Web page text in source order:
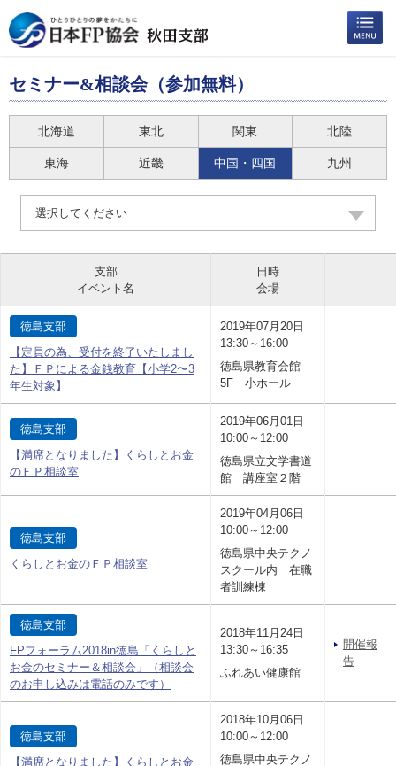
セミナー&相談会（参加無料）
北海道 東北 関東 北陸
東海 近畿 中国・四国 九州
選択してください
支部
イベント名
日時
会場
徳島支部
【定員の為、受付を終了いたしまし
た】ＦＰによる金銭教育【小学2〜3
年生対象】
2019年07月20日
13:30～16:00
徳島県教育会館
5F 小ホール
徳島支部
【満席となりました】くらしとお金
のＦＰ相談室
2019年06月01日
10:00～12:00
徳島県立文学書道
館 講座室２階
徳島支部
くらしとお金のＦＰ相談室
2019年04月06日
10:00～12:00
徳島県中央テクノ
スクール内 在職
者訓練棟
徳島支部
FPフォーラム2018in徳島「くらしと
お金のセミナー＆相談会」（相談会
のお申し込みは電話のみです）
2018年11月24日
13:30～16:35
ふれあい健康館
開催報
告
徳島支部
【満席となりました】くらしとお金
2018年10月06日
10:00～12:00
徳島県中央テクノ